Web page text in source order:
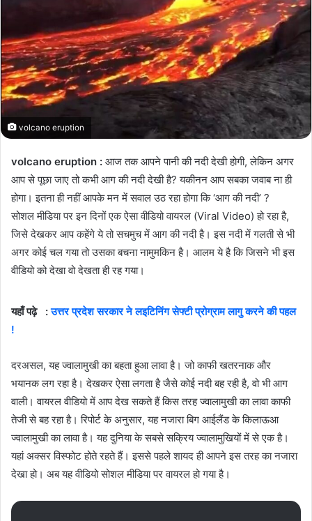
volcano eruption
volcano eruption : आज तक आपने पानी की नदी देखी होगी, लेकिन अगर
आप से पूछा जाए तो कभी आग की नदी देखी है? यकीनन आप सबका जवाब ना ही
होगा। इतना ही नहीं आपके मन में सवाल उठ रहा होगा कि ‘आग की नदी’ ?
सोशल मीडिया पर इन दिनों एक ऐसा वीडियो वायरल (Viral Video) हो रहा है,
जिसे देखकर आप कहेंगे ये तो सचमुच में आग की नदी है। इस नदी में गलती से भी
अगर कोई चल गया तो उसका बचना नामुमकिन है। आलम ये है कि जिसने भी इस
वीडियो को देखा वो देखता ही रह गया।
यहाँ पढ़े :उत्तर प्रदेश सरकार ने लइटिनिंग सेफ्टी प्रोग्राम लागु करने की पहल
!
दरअसल, यह ज्वालामुखी का बहता हुआ लावा है। जो काफी खतरनाक और
भयानक लग रहा है। देखकर ऐसा लगता है जैसे कोई नदी बह रही है, वो भी आग
वाली। वायरल वीडियो में आप देख सकते हैं किस तरह ज्वालामुखी का लावा काफी
तेजी से बह रहा है। रिपोर्ट के अनुसार, यह नजारा बिग आईलैंड के किलाऊआ
ज्वालामुखी का लावा है। यह दुनिया के सबसे सक्रिय ज्वालामुखियों में से एक है।
यहां अक्सर विस्फोट होते रहते हैं। इससे पहले शायद ही आपने इस तरह का नजारा
देखा हो। अब यह वीडियो सोशल मीडिया पर वायरल हो गया है।